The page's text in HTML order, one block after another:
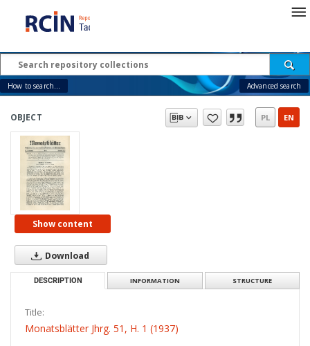
How to search... Advanced search
OBJECT PL EN
Show content
Download
DESCRIPTION INFORMATION STRUCTURE
Title:
Monatsblätter Jhrg. 51, H. 1 (1937)